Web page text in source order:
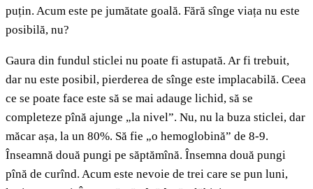
puțin. Acum este pe jumătate goală. Fără sînge viața nu este
posibilă, nu?
Gaura din fundul sticlei nu poate fi astupată. Ar fi trebuit,
dar nu este posibil, pierderea de sînge este implacabilă. Ceea
ce se poate face este să se mai adauge lichid, să se
completeze pînă ajunge „la nivel”. Nu, nu la buza sticlei, dar
măcar așa, la un 80%. Să fie „o hemoglobină” de 8-9.
Înseamnă două pungi pe săptămînă. Însemna două pungi
pînă de curînd. Acum este nevoie de trei care se pun luni,